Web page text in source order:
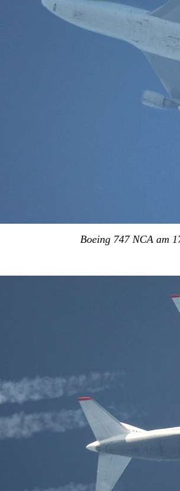
Boeing 747 NCA am